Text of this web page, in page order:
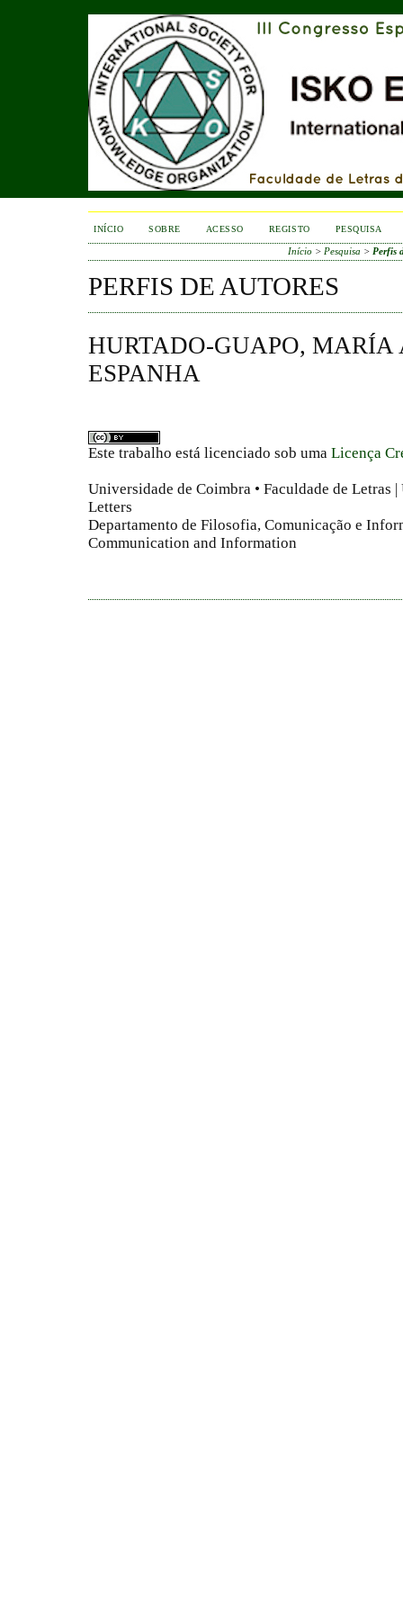
INÍCIO SOBRE ACESSO REGISTO PESQUISA
Início > Pesquisa > Perfis
PERFIS DE AUTORES
HURTADO-GUAPO,
ESPANHA
Este trabalho está licenciado sob uma Licença
Universidade de Coimbra • Faculdade de
Letters
Departamento de Filosofia, Comunicação e
Communication and Information